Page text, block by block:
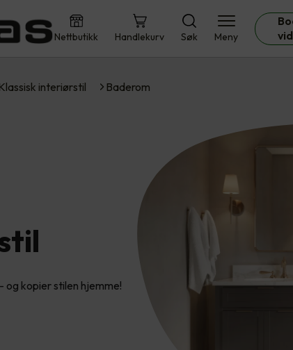
Nettbutikk Handlekurv Søk Meny
Klassisk interiørstil Baderom
og kopier stilen hjemme!